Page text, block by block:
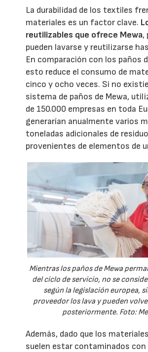
La durabilidad de los textiles
materiales es un factor clave.
reutilizables que ofrece Mewa,
pueden lavarse y reutilizarse
En comparación con los paños
esto reduce el consumo de
cinco y ocho veces. Si no
sistema de paños de Mewa,
de 150.000 empresas en toda
generarían anualmente varios
toneladas adicionales de
provenientes de elementos de
Mientras los paños de Mewa
del ciclo de servicio, no se
según la legislación europea,
proveedor los lava y pueden
posteriormente. Foto:
Además, dado que los
suelen estar contaminados